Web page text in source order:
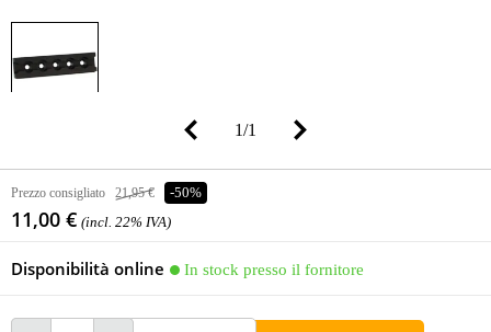
1/1
Prezzo consigliato 21,95 € -50%
11,00 € (incl. 22% IVA)
Disponibilità online In stock presso il fornitore